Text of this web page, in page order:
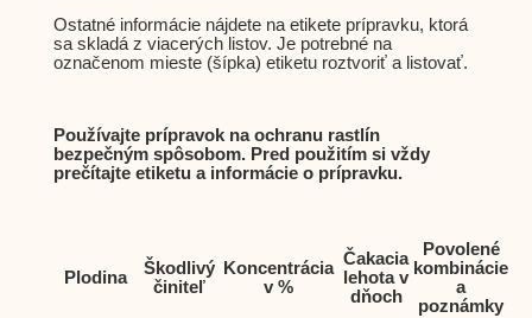
Ostatné informácie nájdete na etikete prípravku, ktorá
sa skladá z viacerých listov. Je potrebné na
označenom mieste (šípka) etiketu roztvoriť a listovať.
Používajte prípravok na ochranu rastlín
bezpečným spôsobom. Pred použitím si vždy
prečítajte etiketu a informácie o prípravku.
Plodina
Škodlivý
činiteľ
Koncentrácia
v %
Čakacia
lehota v
dňoch
Povolené
kombinácie
a
poznámky